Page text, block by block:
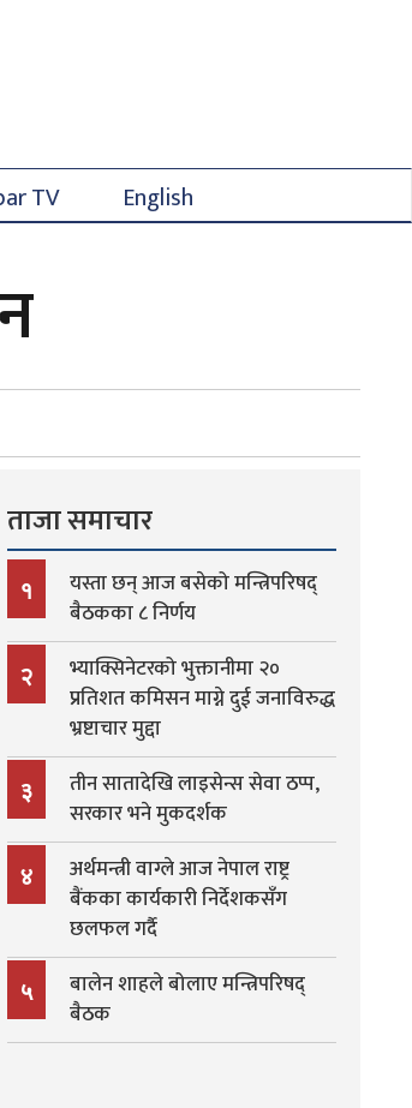
TV English
ताजा समाचार
१
यस्ता छन् आज बसेको मन्त्रिपरिषद्
बैठकका ८ निर्णय
२
भ्याक्सिनेटरको भुक्तानीमा २०
प्रतिशत कमिसन माग्ने दुई जनाविरुद्ध
भ्रष्टाचार मुद्दा
३
तीन सातादेखि लाइसेन्स सेवा ठप्प,
सरकार भने मुकदर्शक
४
अर्थमन्त्री वाग्ले आज नेपाल राष्ट्र
बैंकका कार्यकारी निर्देशकसँग
छलफल गर्दै
५
बालेन शाहले बोलाए मन्त्रिपरिषद्
बैठक